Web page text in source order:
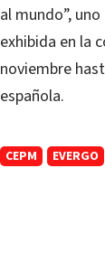
al mundo”,
exhibida en la
noviembre
española.
CEPM EVERGO